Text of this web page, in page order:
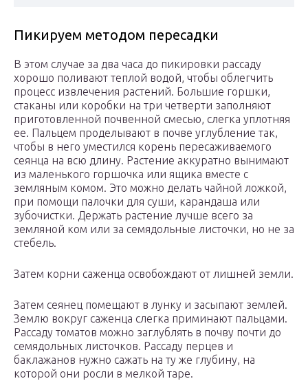
Пикируем методом пересадки
В этом случае за два часа до пикировки рассаду
хорошо поливают теплой водой, чтобы облегчить
процесс извлечения растений. Большие горшки,
стаканы или коробки на три четверти заполняют
приготовленной почвенной смесью, слегка уплотняя
ее. Пальцем проделывают в почве углубление так,
чтобы в него уместился корень пересаживаемого
сеянца на всю длину. Растение аккуратно вынимают
из маленького горшочка или ящика вместе с
земляным комом. Это можно делать чайной ложкой,
при помощи палочки для суши, карандаша или
зубочистки. Держать растение лучше всего за
земляной ком или за семядольные листочки, но не за
стебель.
Затем корни саженца освобождают от лишней земли.
Затем сеянец помещают в лунку и засыпают землей.
Землю вокруг саженца слегка приминают пальцами.
Рассаду томатов можно заглублять в почву почти до
семядольных листочков. Рассаду перцев и
баклажанов нужно сажать на ту же глубину, на
которой они росли в мелкой таре.